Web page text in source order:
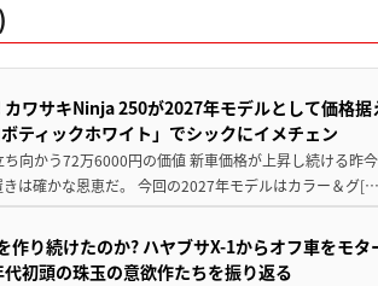
ワサキNinja 250が2027年モデルとして価格
ティックホワイト」でシックにイメチェン
向かう72万6000円の価値 新車価格が上昇し続ける昨
きは確かな恩恵だ。 今回の2027年モデルはカラー＆グ
作り続けたのか? ハヤブサX-1からオフ車をモタ
初頭の珠玉の意欲作たちを振り返る